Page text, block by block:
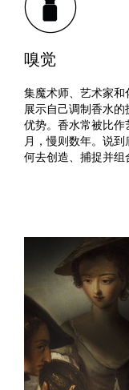
嗅觉
集魔术师、艺术家
展示自己调制香水
优势。香水常被比作
月，慢则数年。说
何去创造、捕捉并组